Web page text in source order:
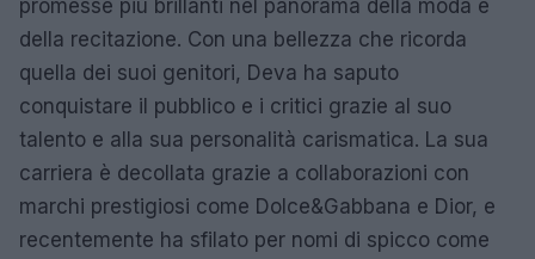
promesse più brillanti nel panorama della moda e
della recitazione. Con una bellezza che ricorda
quella dei suoi genitori, Deva ha saputo
conquistare il pubblico e i critici grazie al suo
talento e alla sua personalità carismatica. La sua
carriera è decollata grazie a collaborazioni con
marchi prestigiosi come Dolce&Gabbana e Dior, e
recentemente ha sfilato per nomi di spicco come